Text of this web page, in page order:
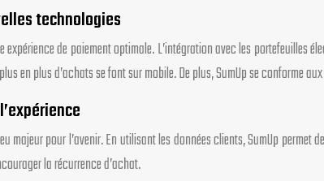
technologies
expérience de paiement optimale. L’intégration avec les
en plus d’achats se font sur mobile. De plus, SumUp se conforme
majeur pour l’avenir. En utilisant les données clients, SumUp
la récurrence d’achat.